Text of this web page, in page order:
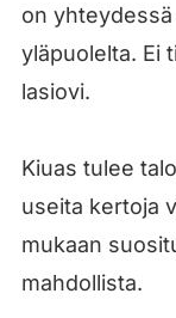
on
yläpuolelta. Ei
lasiovi.
Kiuas tulee
useita kertoja
mukaan
mahdollista.